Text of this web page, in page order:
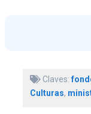
Claves:
Culturas,